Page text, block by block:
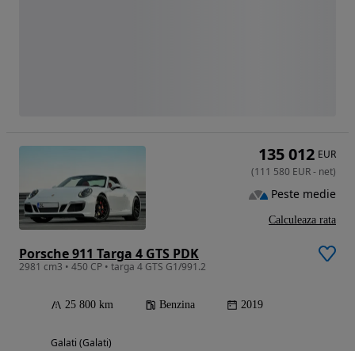
Porsche 911 Targa 4 GTS PDK
2981 cm3 • 450 CP • targa 4 GTS G1/991.2
25 800 km Benzina 2019
Galati (Galati)
135 012 EUR
(111 580 EUR- net)
Peste medie
Calculeaza rata